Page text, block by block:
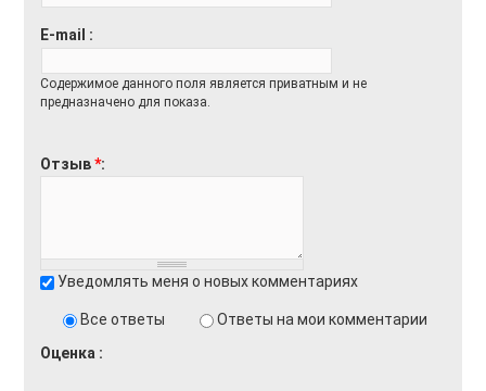
E-mail
Содержимое данного поля является приватным и не
предназначено для показа.
Отзыв*
Уведомлять меня о новых комментариях
Все ответы
Ответы на мои комментарии
Оценка